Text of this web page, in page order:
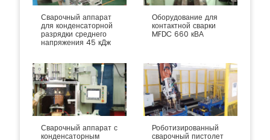
Сварочный аппарат
для конденсаторной
разрядки среднего
напряжения 45 кДж
Оборудование для
контактной сварки
MFDC 660 кВА
Сварочный аппарат с
конденсаторным
Роботизированный
сварочный пистолет